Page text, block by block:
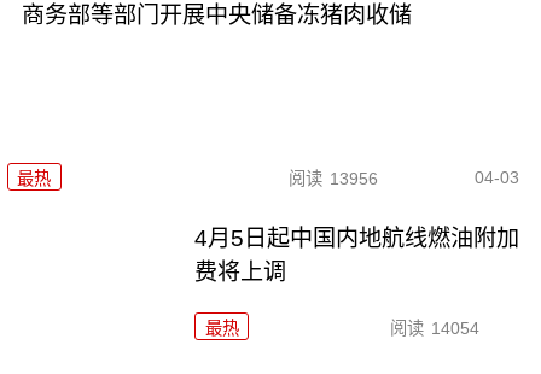
商务部等部门开展中央储备冻猪肉收储
最热 阅读 13956 04-03
4月5日起中国内地航线燃油附加
费将上调
最热 阅读 14054